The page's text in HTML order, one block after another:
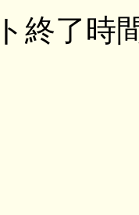
終了時